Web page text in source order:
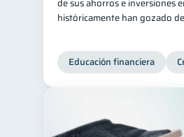
de sus ahorros e inversiones
históricamente han gozado
Educación financiera